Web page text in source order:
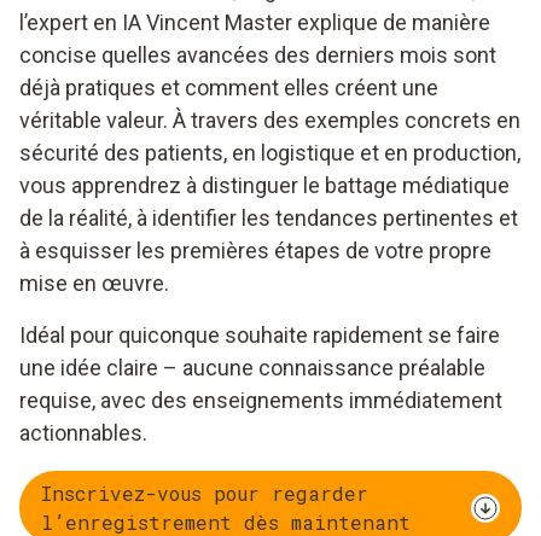
l’expert en IA Vincent Master explique de manière
concise quelles avancées des derniers mois sont
déjà pratiques et comment elles créent une
véritable valeur. À travers des exemples concrets en
sécurité des patients, en logistique et en production,
vous apprendrez à distinguer le battage médiatique
de la réalité, à identifier les tendances pertinentes et
à esquisser les premières étapes de votre propre
mise en œuvre.
Idéal pour quiconque souhaite rapidement se faire
une idée claire – aucune connaissance préalable
requise, avec des enseignements immédiatement
actionnables.
Inscrivez-vous pour regarder
l’enregistrement dès maintenant